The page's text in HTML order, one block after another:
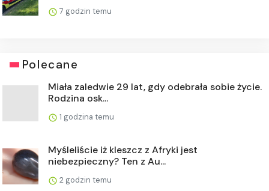
7 godzin temu
Polecane
Miała zaledwie 29 lat, gdy odebrała sobie życie.
Rodzina osk...
1 godzina temu
Myśleliście iż kleszcz z Afryki jest
niebezpieczny? Ten z Au...
2 godzin temu